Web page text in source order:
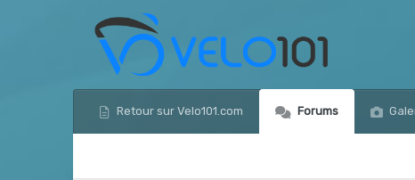
Retour sur Velo101.com Forums